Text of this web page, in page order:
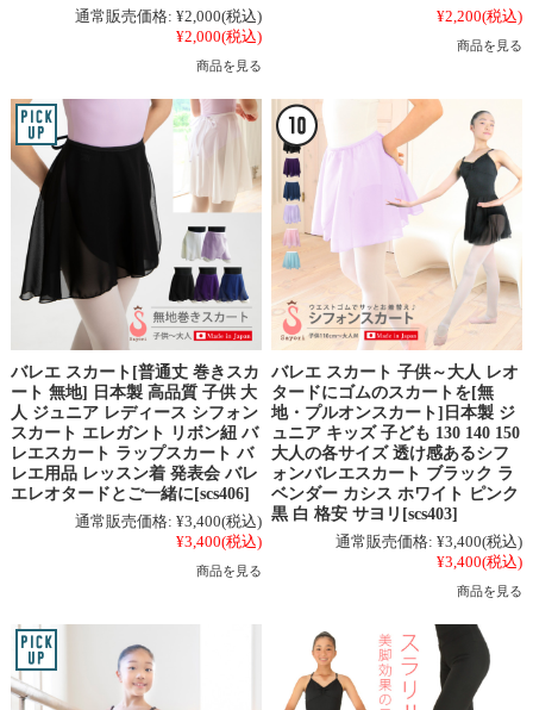
通常販売価格: ¥2,000(税込)
¥2,000(税込)
商品を見る
¥2,200(税込)
商品を見る
バレエ スカート[普通丈 巻きスカ
ート 無地] 日本製 高品質 子供 大
人 ジュニア レディース シフォン
スカート エレガント リボン紐 バ
レエスカート ラップスカート バ
レエ用品 レッスン着 発表会 バレ
エレオタードとご一緒に[scs406]
通常販売価格: ¥3,400(税込)
¥3,400(税込)
商品を見る
バレエ スカート 子供～大人 レオ
タードにゴムのスカートを[無
地・プルオンスカート]日本製 ジ
ュニア キッズ 子ども 130 140 150
大人の各サイズ 透け感あるシフ
ォンバレエスカート ブラック ラ
ベンダー カシス ホワイト ピンク
黒 白 格安 サヨリ[scs403]
通常販売価格: ¥3,400(税込)
¥3,400(税込)
商品を見る